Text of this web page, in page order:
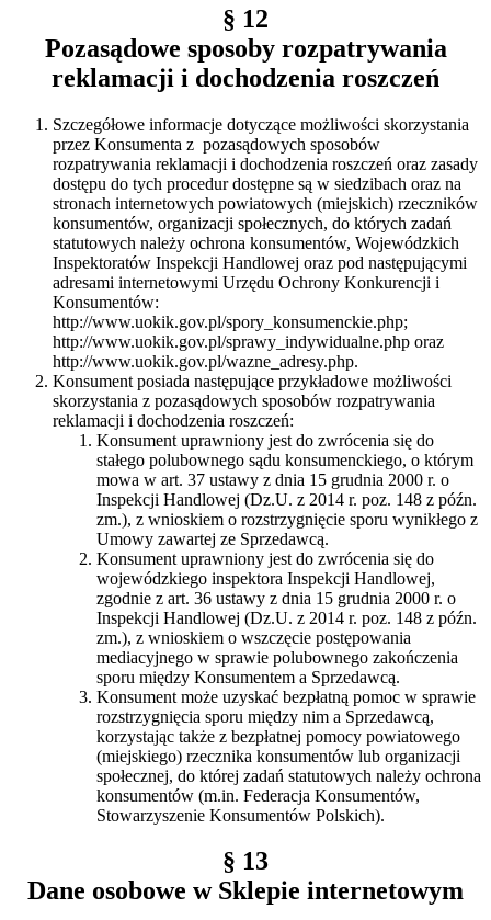
§ 12
Pozasądowe sposoby rozpatrywania
reklamacji i dochodzenia roszczeń
Szczegółowe informacje dotyczące możliwości skorzystania
przez Konsumenta z pozasądowych sposobów
rozpatrywania reklamacji i dochodzenia roszczeń oraz zasady
dostępu do tych procedur dostępne są w siedzibach oraz na
stronach internetowych powiatowych (miejskich) rzeczników
konsumentów, organizacji społecznych, do których zadań
statutowych należy ochrona konsumentów, Wojewódzkich
Inspektoratów Inspekcji Handlowej oraz pod następującymi
adresami internetowymi Urzędu Ochrony Konkurencji i
Konsumentów:
http://www.uokik.gov.pl/spory_konsumenckie.php;
http://www.uokik.gov.pl/sprawy_indywidualne.php oraz
http://www.uokik.gov.pl/wazne_adresy.php.
Konsument posiada następujące przykładowe możliwości
skorzystania z pozasądowych sposobów rozpatrywania
reklamacji i dochodzenia roszczeń:
Konsument uprawniony jest do zwrócenia się do
stałego polubownego sądu konsumenckiego, o którym
mowa w art. 37 ustawy z dnia 15 grudnia 2000 r. o
Inspekcji Handlowej (Dz.U. z 2014 r. poz. 148 z późn.
zm.), z wnioskiem o rozstrzygnięcie sporu wynikłego z
Umowy zawartej ze Sprzedawcą.
Konsument uprawniony jest do zwrócenia się do
wojewódzkiego inspektora Inspekcji Handlowej,
zgodnie z art. 36 ustawy z dnia 15 grudnia 2000 r. o
Inspekcji Handlowej (Dz.U. z 2014 r. poz. 148 z późn.
zm.), z wnioskiem o wszczęcie postępowania
mediacyjnego w sprawie polubownego zakończenia
sporu między Konsumentem a Sprzedawcą.
Konsument może uzyskać bezpłatną pomoc w sprawie
rozstrzygnięcia sporu między nim a Sprzedawcą,
korzystając także z bezpłatnej pomocy powiatowego
(miejskiego) rzecznika konsumentów lub organizacji
społecznej, do której zadań statutowych należy ochrona
konsumentów (m.in. Federacja Konsumentów,
Stowarzyszenie Konsumentów Polskich).
§ 13
Dane osobowe w Sklepie internetowym